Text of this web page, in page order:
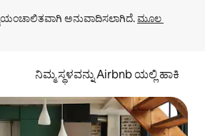
ಅನುವಾದಿಸಲಾಗಿದೆ. ಮೂಲ
ನಿಮ್ಮ ಸ್ಥಳವನ್ನು Airbnb ಯಲ್ಲಿ ಹಾಕಿ